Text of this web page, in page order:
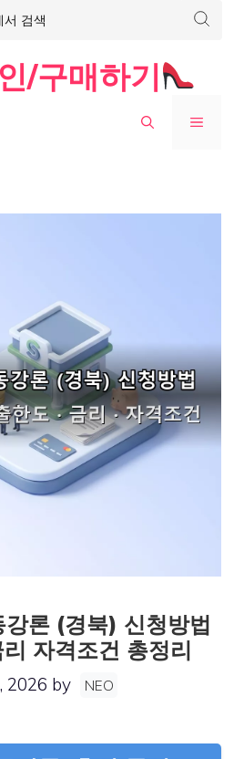
/구매하기
MENU
론 (경북) 신청방법
자격조건 총정리
2026 by NEO